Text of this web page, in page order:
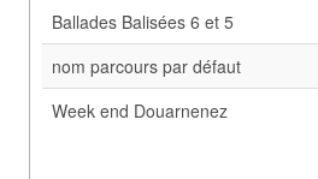
Ballades Balisées 6 et 5
nom parcours par défaut
Week end Douarnenez